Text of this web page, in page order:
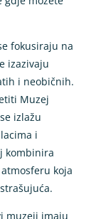
fokusiraju na
izazivaju
i neobičnih.
Muzej
izlažu
i
kombinira
koja
muzeji imaju